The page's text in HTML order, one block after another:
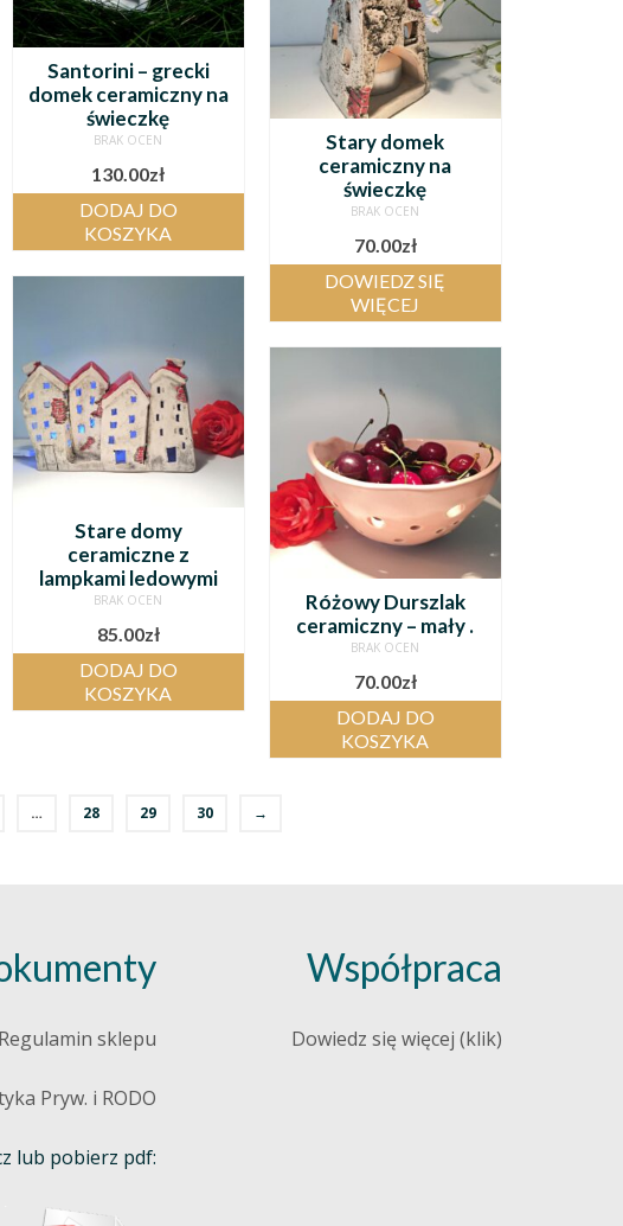
Santorini – grecki
domek ceramiczny na
świeczkę
BRAK OCEN
130.00zł
DODAJ DO
KOSZYKA
Stary domek
ceramiczny na
świeczkę
BRAK OCEN
70.00zł
DOWIEDZ SIĘ
WIĘCEJ
Stare domy
ceramiczne z
lampkami ledowymi
BRAK OCEN
85.00zł
DODAJ DO
KOSZYKA
Różowy Durszlak
ceramiczny – mały .
BRAK OCEN
70.00zł
DODAJ DO
KOSZYKA
… 28 29 30 →
Regulamin sklepu
Pryw. i RODO
lub pobierz pdf:
Współpraca
Dowiedz się więcej (klik)